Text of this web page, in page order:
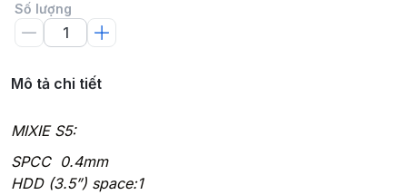
Số lượng
Mô tả chi tiết
MIXIE S5:
SPCC 0.4mm
HDD (3.5”) space:1